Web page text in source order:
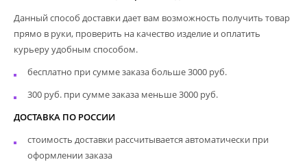
Данный способ доставки дает вам возможность получить товар
прямо в руки, проверить на качество изделие и оплатить
курьеру удобным способом.
бесплатно при сумме заказа больше 3000 руб.
300 руб. при сумме заказа меньше 3000 руб.
ДОСТАВКА ПО РОССИИ
стоимость доставки рассчитывается автоматически при
оформлении заказа